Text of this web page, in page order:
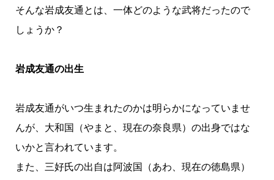
そんな岩成友通とは、一体どのような武将だったので
しょうか？
岩成友通の出生
岩成友通がいつ生まれたのかは明らかになっていませ
んが、大和国（やまと、現在の奈良県）の出身ではな
いかと言われています。
また、三好氏の出自は阿波国（あわ、現在の徳島県）